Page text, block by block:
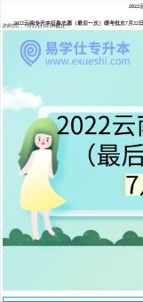
2022
2022云南专升本征集志愿（最后一次）缓考批次7月22
的时间，7月22日18:00截止！